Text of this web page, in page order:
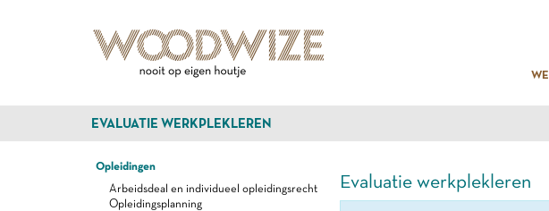
EVALUATIE WERKPLEKLEREN
Opleidingen
Arbeidsdeal en individueel opleidingsrecht
Opleidingsplanning
Evaluatie werkplekleren